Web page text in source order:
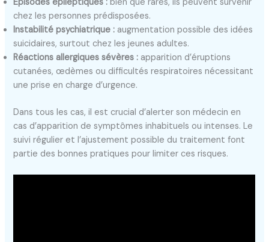
chez les personnes prédisposées.
Instabilité psychiatrique : augmentation possible des idées
suicidaires, surtout chez les jeunes adultes.
Réactions allergiques sévères : apparition d’éruptions
cutanées, œdèmes ou difficultés respiratoires nécessitant
une prise en charge d’urgence.
Dans tous les cas, il est crucial d’alerter son médecin en
cas d’apparition de symptômes inhabituels ou intenses. Le
suivi régulier et l’ajustement possible du traitement font
partie des bonnes pratiques pour limiter ces risques.